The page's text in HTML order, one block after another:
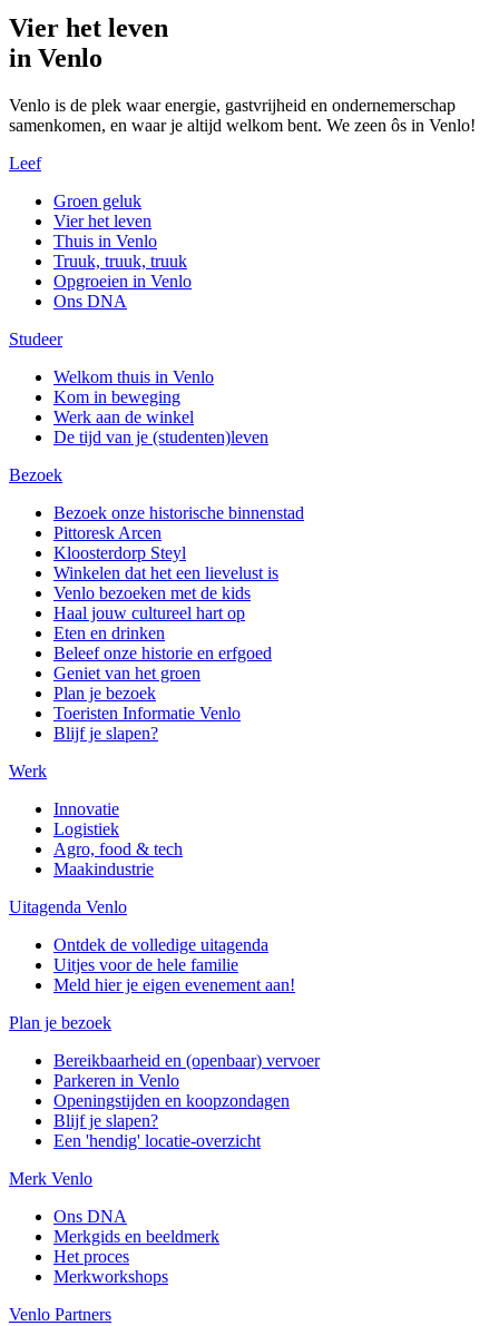
Vier het leven
in Venlo
Venlo is de plek waar energie, gastvrijheid en ondernemerschap
samenkomen, en waar je altijd welkom bent. We zeen ôs in Venlo!
Leef
Groen geluk
Vier het leven
Thuis in Venlo
Truuk, truuk, truuk
Opgroeien in Venlo
Ons DNA
Studeer
Welkom thuis in Venlo
Kom in beweging
Werk aan de winkel
De tijd van je (studenten)leven
Bezoek
Bezoek onze historische binnenstad
Pittoresk Arcen
Kloosterdorp Steyl
Winkelen dat het een lievelust is
Venlo bezoeken met de kids
Haal jouw cultureel hart op
Eten en drinken
Beleef onze historie en erfgoed
Geniet van het groen
Plan je bezoek
Toeristen Informatie Venlo
Blijf je slapen?
Werk
Innovatie
Logistiek
Agro, food & tech
Maakindustrie
Uitagenda Venlo
Ontdek de volledige uitagenda
Uitjes voor de hele familie
Meld hier je eigen evenement aan!
Plan je bezoek
Bereikbaarheid en (openbaar) vervoer
Parkeren in Venlo
Openingstijden en koopzondagen
Blijf je slapen?
Een 'hendig' locatie-overzicht
Merk Venlo
Ons DNA
Merkgids en beeldmerk
Het proces
Merkworkshops
Venlo Partners